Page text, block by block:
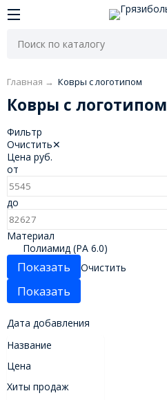
Главная → Ковры с логотипом
Ковры с логотипом
Фильтр
Очистить✕
Цена руб.
от
до
Материал
Полиамид (РА 6.0)
Очистить
Дата добавления
Название
Цена
Хиты продаж